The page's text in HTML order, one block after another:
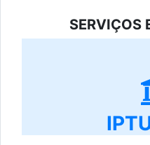
SERVIÇOS